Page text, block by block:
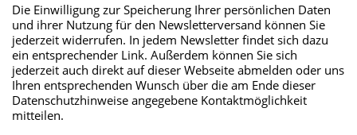
Die Einwilligung zur Speicherung Ihrer persönlichen Daten
und ihrer Nutzung für den Newsletterversand können Sie
jederzeit widerrufen. In jedem Newsletter findet sich dazu
ein entsprechender Link. Außerdem können Sie sich
jederzeit auch direkt auf dieser Webseite abmelden oder uns
Ihren entsprechenden Wunsch über die am Ende dieser
Datenschutzhinweise angegebene Kontaktmöglichkeit
mitteilen.